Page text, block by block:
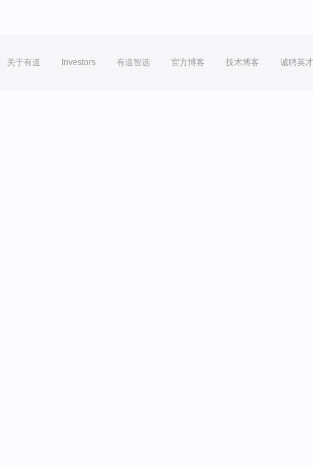
关于有道 Investors 有道智选 官方博客 技术博客 诚聘英才